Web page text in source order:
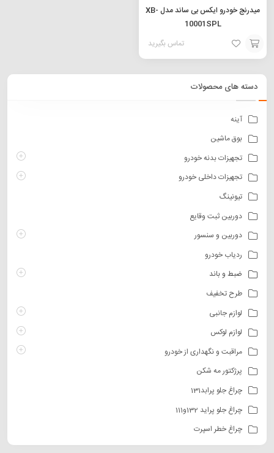
میدرنج خودرو ایکس بی ساند مدل XB-
10001SPL
تماس بگیرید
افزودن
سبد
دسته های محصولات
آینه
بوق ماشین
تجهیزات بدنه خودرو
تجهیزات داخلی خودرو
تیونینگ
دوربین ثبت وقایع
دوربین و سنسور
ردیاب خودرو
ضبط و باند
طرح تخفیف
لوازم جانبی
لوازم لوکس
مراقبت و نگهداری از خودرو
پرژکتور مه شکن
چراغ جلو پرابد131
چراغ جلو پراید 132و111
چراغ خطر اسپرت